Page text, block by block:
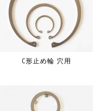
C形止め輪 穴用